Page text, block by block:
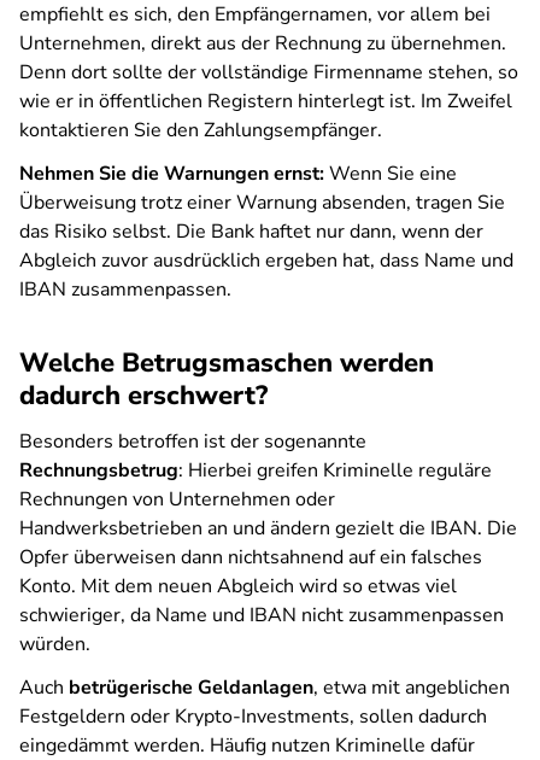
empfiehlt es sich, den Empfängernamen, vor allem bei
Unternehmen, direkt aus der Rechnung zu übernehmen.
Denn dort sollte der vollständige Firmenname stehen, so
wie er in öffentlichen Registern hinterlegt ist. Im Zweifel
kontaktieren Sie den Zahlungsempfänger.
Nehmen Sie die Warnungen ernst:Wenn Sie eine
Überweisung trotz einer Warnung absenden, tragen Sie
das Risiko selbst. Die Bank haftet nur dann, wenn der
Abgleich zuvor ausdrücklich ergeben hat, dass Name und
IBAN zusammenpassen.
Welche Betrugsmaschen werden
dadurch erschwert?
Besonders betroffen ist der sogenannte
Rechnungsbetrug: Hierbei greifen Kriminelle reguläre
Rechnungen von Unternehmen oder
Handwerksbetrieben an und ändern gezielt die IBAN. Die
Opfer überweisen dann nichtsahnend auf ein falsches
Konto. Mit dem neuen Abgleich wird so etwas viel
schwieriger, da Name und IBAN nicht zusammenpassen
würden.
Auch betrügerische Geldanlagen, etwa mit angeblichen
Festgeldern oder Krypto-Investments, sollen dadurch
eingedämmt werden. Häufig nutzen Kriminelle dafür